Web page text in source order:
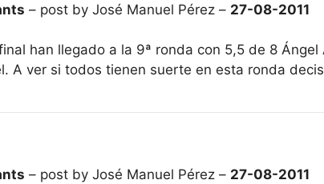
– post by José Manuel Pérez – 27-08-2011
han llegado a la 9ª ronda con 5,5 de 8
A ver si todos tienen suerte en esta ronda
– post by José Manuel Pérez – 27-08-2011